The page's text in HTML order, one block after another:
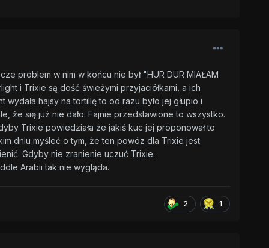
problem w nim w końcu nie był "HUR DUR MIAŁAM
i Trixie są dość świeżymi przyjaciółkami, a ich
hajsy na tortillę to od razu było jej głupio i
że się już nie dało. Fajnie przedstawione to wszystko.
Trixie powiedziała że jakiś kuc jej proponował to
dniu myśleć o tym, że ten powóz dla Trixie jest
Gdyby nie zranienie uczuć Trixie.
Arabii tak nie wygląda.
2 1